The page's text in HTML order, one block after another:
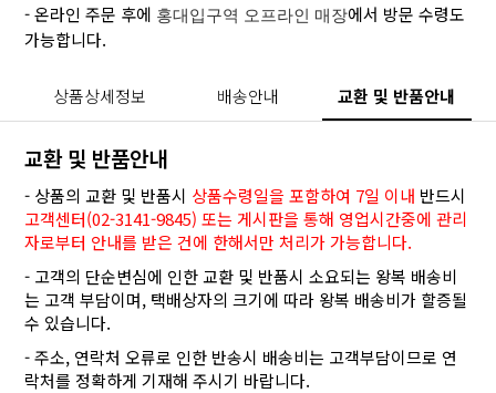
- 온라인 주문 후에 홍대입구역 오프라인 매장에서 방문 수령도
가능합니다.
상품상세정보 배송안내 교환 및 반품안내
교환 및 반품안내
- 상품의 교환 및 반품시 상품수령일을 포함하여 7일 이내 반드시
고객센터(02-3141-9845) 또는 게시판을 통해 영업시간중에 관리
자로부터 안내를 받은 건에 한해서만 처리가 가능합니다.
- 고객의 단순변심에 인한 교환 및 반품시 소요되는 왕복 배송비
는 고객 부담이며, 택배상자의 크기에 따라 왕복 배송비가 할증될
수 있습니다.
- 주소, 연락처 오류로 인한 반송시 배송비는 고객부담이므로 연
락처를 정확하게 기재해 주시기 바랍니다.